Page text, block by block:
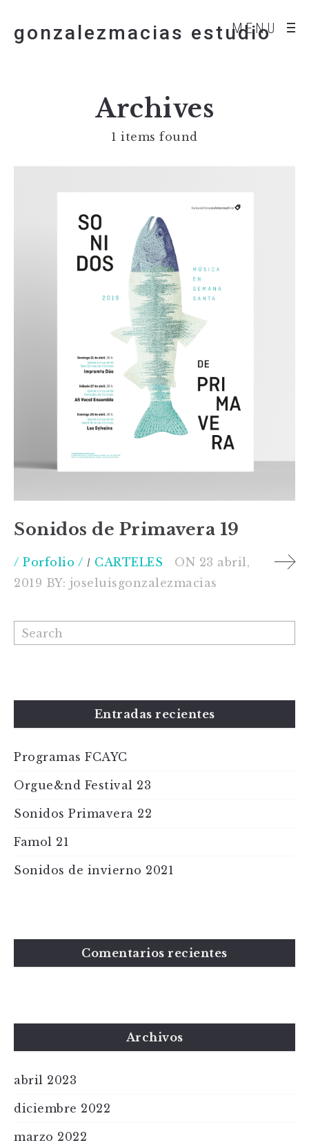
MENU
gonzalezmacias estudio
Archives
1 items found
Sonidos de Primavera 19
/ Porfolio / CARTELES ON 23 abril,
2019 BY: joseluisgonzalezmacias
Entradas recientes
Programas FCAYC
Orgue&nd Festival 23
Sonidos Primavera 22
Famol 21
Sonidos de invierno 2021
Comentarios recientes
Archivos
abril 2023
diciembre 2022
marzo 2022